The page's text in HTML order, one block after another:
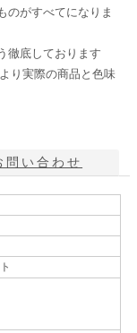
のがすべてになりま
徹底しております
り実際の商品と色味
問い合わせ